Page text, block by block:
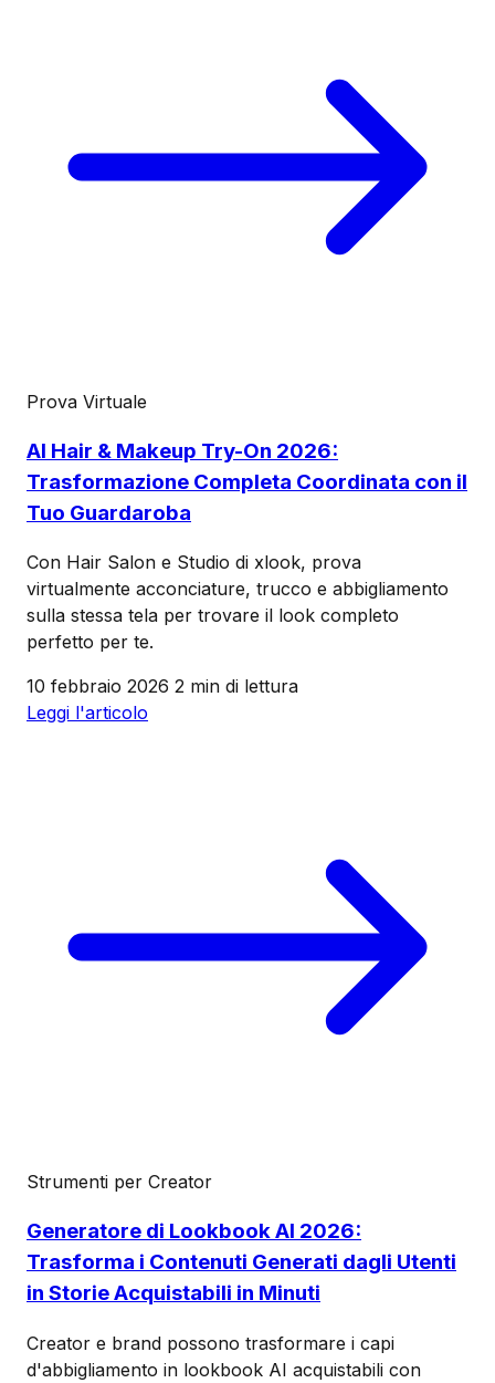
Prova Virtuale
AI Hair & Makeup Try-On 2026:
Trasformazione Completa Coordinata con il
Tuo Guardaroba
Con Hair Salon e Studio di xlook, prova
virtualmente acconciature, trucco e abbigliamento
sulla stessa tela per trovare il look completo
perfetto per te.
10 febbraio 2026 2 min di lettura
Leggi l'articolo
Strumenti per Creator
Generatore di Lookbook AI 2026:
Trasforma i Contenuti Generati dagli Utenti
in Storie Acquistabili in Minuti
Creator e brand possono trasformare i capi
d'abbigliamento in lookbook AI acquistabili con